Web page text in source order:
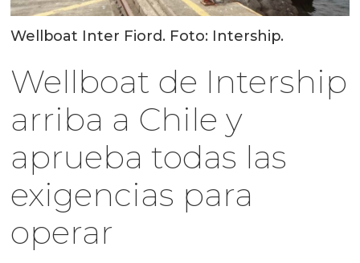
Wellboat Inter Fiord. Foto: Intership.
Wellboat de Intership
arriba a Chile y
aprueba todas las
exigencias para
operar